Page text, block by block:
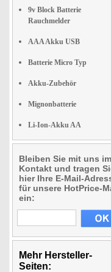
9v Block Batterie
Rauchmelder
AAA Akku USB
Batterie Micro Typ
Akku-Zubehör
Mignonbatterie
Li-Ion-Akku AA
Bleiben Sie mit uns im
Kontakt und tragen
hier Ihre E-Mail-
für unsere HotPrice-
ein:
Mehr Hersteller-
Seiten: